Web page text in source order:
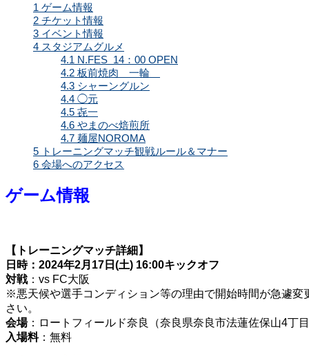
1 ゲーム情報
2 チケット情報
3 イベント情報
4 スタジアムグルメ
4.1 N.FES 14：00 OPEN
4.2 板前焼肉 一輪
4.3 シャーングルン
4.4 ◯元
4.5 㐂一
4.6 やまのべ焙煎所
4.7 麺屋NOROMA
5 トレーニングマッチ観戦ルール＆マナー
6 会場へのアクセス
ゲーム情報
【トレーニングマッチ詳細】
日時：2024年2月17日(土) 16:00キックオフ
対戦：vs FC大阪
※悪天候や選手コンディション等の理由で開始時間が急遽
さい。
会場：ロートフィールド奈良（奈良県奈良市法蓮佐保山4丁
入場料：無料